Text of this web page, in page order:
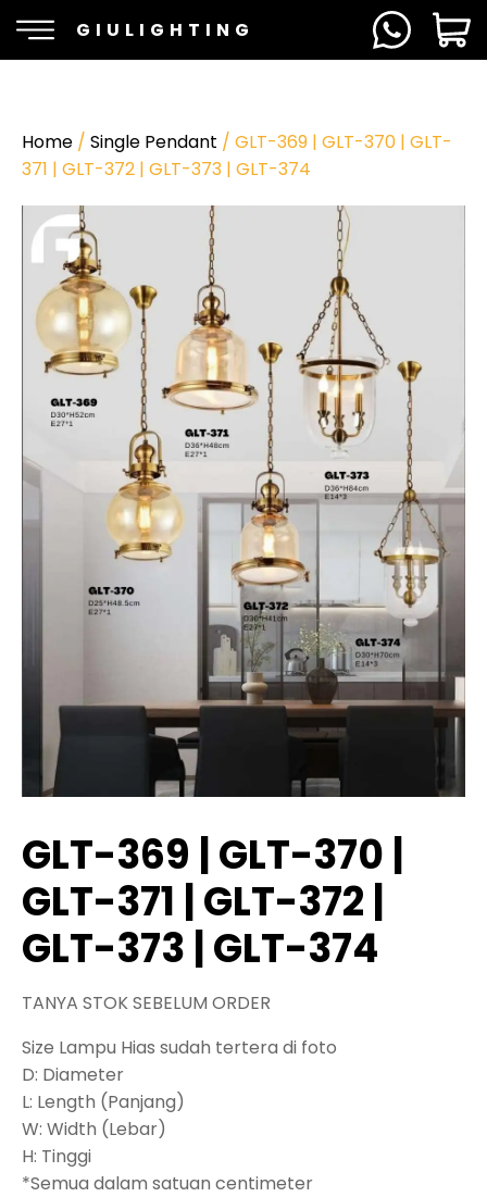
GIULIGHTING
Home / Single Pendant / GLT-369 | GLT-370 | GLT-
371 | GLT-372 | GLT-373 | GLT-374
GLT-369 | GLT-370 |
GLT-371 | GLT-372 |
GLT-373 | GLT-374
TANYA STOK SEBELUM ORDER
Size Lampu Hias sudah tertera di foto
D: Diameter
L: Length (Panjang)
W: Width (Lebar)
H: Tinggi
*Semua dalam satuan centimeter